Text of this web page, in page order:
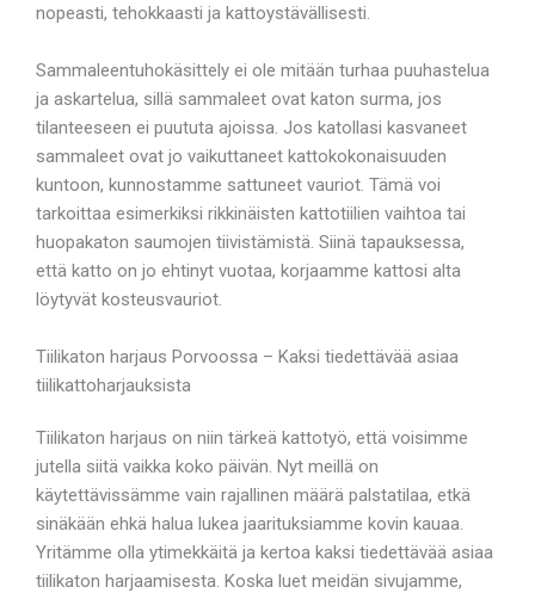
nopeasti, tehokkaasti ja kattoystävällisesti.
Sammaleentuhokäsittely ei ole mitään turhaa puuhastelua
ja askartelua, sillä sammaleet ovat katon surma, jos
tilanteeseen ei puututa ajoissa. Jos katollasi kasvaneet
sammaleet ovat jo vaikuttaneet kattokokonaisuuden
kuntoon, kunnostamme sattuneet vauriot. Tämä voi
tarkoittaa esimerkiksi rikkinäisten kattotiilien vaihtoa tai
huopakaton saumojen tiivistämistä. Siinä tapauksessa,
että katto on jo ehtinyt vuotaa, korjaamme kattosi alta
löytyvät kosteusvauriot.
Tiilikaton harjaus Porvoossa – Kaksi tiedettävää asiaa
tiilikattoharjauksista
Tiilikaton harjaus on niin tärkeä kattotyö, että voisimme
jutella siitä vaikka koko päivän. Nyt meillä on
käytettävissämme vain rajallinen määrä palstatilaa, etkä
sinäkään ehkä halua lukea jaarituksiamme kovin kauaa.
Yritämme olla ytimekkäitä ja kertoa kaksi tiedettävää asiaa
tiilikaton harjaamisesta. Koska luet meidän sivujamme,